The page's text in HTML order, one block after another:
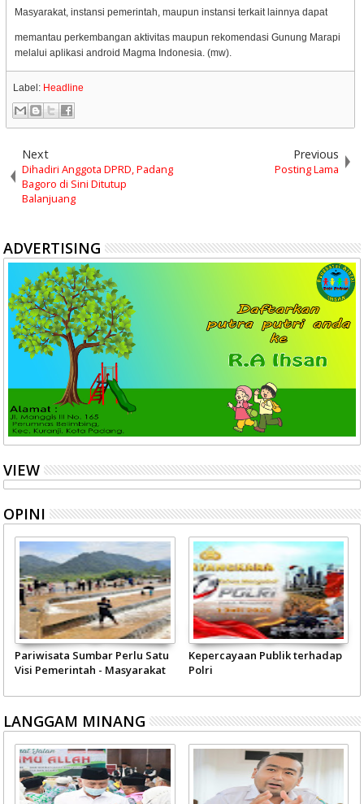
Masyarakat, instansi pemerintah, maupun instansi terkait lainnya dapat
memantau perkembangan aktivitas maupun rekomendasi Gunung Marapi
melalui aplikasi android Magma Indonesia. (mw).
Label: Headline
Next
Dihadiri Anggota DPRD, Padang
Bagoro di Sini Ditutup
Balanjuang
Previous
Posting Lama
ADVERTISING
VIEW
OPINI
Pariwisata Sumbar Perlu Satu
Visi Pemerintah - Masyarakat
Kepercayaan Publik terhadap
Polri
LANGGAM MINANG